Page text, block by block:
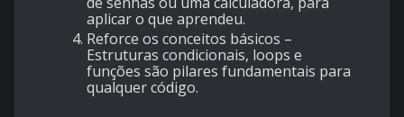
aplicar o que aprendeu.
Reforce os conceitos básicos –
Estruturas condicionais, loops e
funções são pilares fundamentais para
qualquer código.